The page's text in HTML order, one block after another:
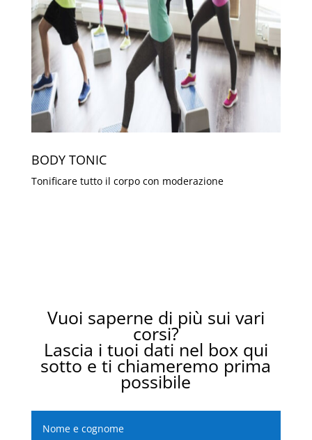
BODY TONIC
Tonificare tutto il corpo con moderazione
Vuoi saperne di più sui vari
corsi?
Lascia i tuoi dati nel box qui
sotto e ti chiameremo prima
possibile